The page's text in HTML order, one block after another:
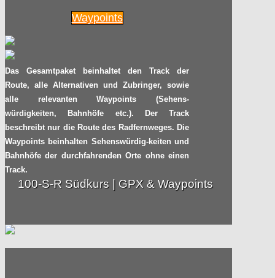
2015
Auch große Radler können über
Kleinigkeiten fallen
von Radpilot |Views38
09.03
2015
TV-TIPP: Der gesamte
Nordseeküstenradweg auf arte
vonRadpilot.de |Views77
08.03
von
03.03 2015
Waypoints
Das Gesamtpaket beinhaltet den Track der
Route, alle Alternativen und Zubringer, sowie
alle relevanten Waypoints (Sehens-
würdigkeiten, Bahnhöfe etc.). Der Track
beschreibt nur die Route des Radfernweges. Die
Waypoints beinhalten Sehenswürdig-keiten und
Bahnhöfe der durchfahrenden Orte ohne einen
Track.
100-S-R Südkurs | GPX & Waypoints